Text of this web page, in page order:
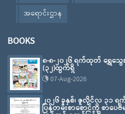
အရောင်းဌာန
BOOKS
၈-၈-၂၀၂၆ ရက်ထုတ် ရွှေသွေ
(၃၂)ထွက်ရှိ
07-Aug-2026
၂၀၂၆ ခုနှစ်၊ ဇူလိုင်လ ၃၁
ပြန်တမ်းစာစောင်ကို စာပေ